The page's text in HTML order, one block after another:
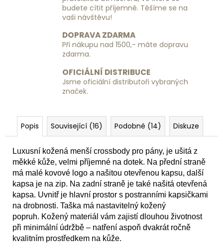
budete cítit příjemně. Těšíme se na
vaši návštěvu!
DOPRAVA ZDARMA
Při nákupu nad 1500,- máte dopravu
zdarma.
OFICIÁLNÍ DISTRIBUCE
Jsme oficiální distributoři vybraných
značek.
Popis Související (16) Podobné (14) Diskuze
Luxusní kožená menší crossbody pro pány, je ušitá z
měkké kůže, velmi příjemné na dotek. Na přední straně
má malé kovové logo a našitou otevřenou kapsu, další
kapsa je na zip. Na zadní straně je také našitá otevřená
kapsa. Uvnitř je hlavní prostor s postranními kapsičkami
na drobnosti. Taška má nastavitelný kožený
popruh. Kožený materiál vám zajistí dlouhou životnost
při minimální údržbě – natření aspoň dvakrát ročně
kvalitním prostředkem na kůže.